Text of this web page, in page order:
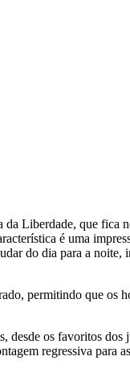
Liberdade, que fica
é uma
do dia para a
permitindo que os
desde os favoritos
regressiva para